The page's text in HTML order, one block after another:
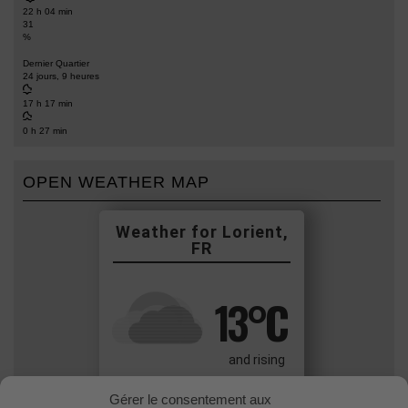
Gérer le consentement aux
22 h 04 min
31
%
Dernier Quartier
24 jours, 9 heures
17 h 17 min
0 h 27 min
OPEN WEATHER MAP
Lorient,
FR
13°C
and rising